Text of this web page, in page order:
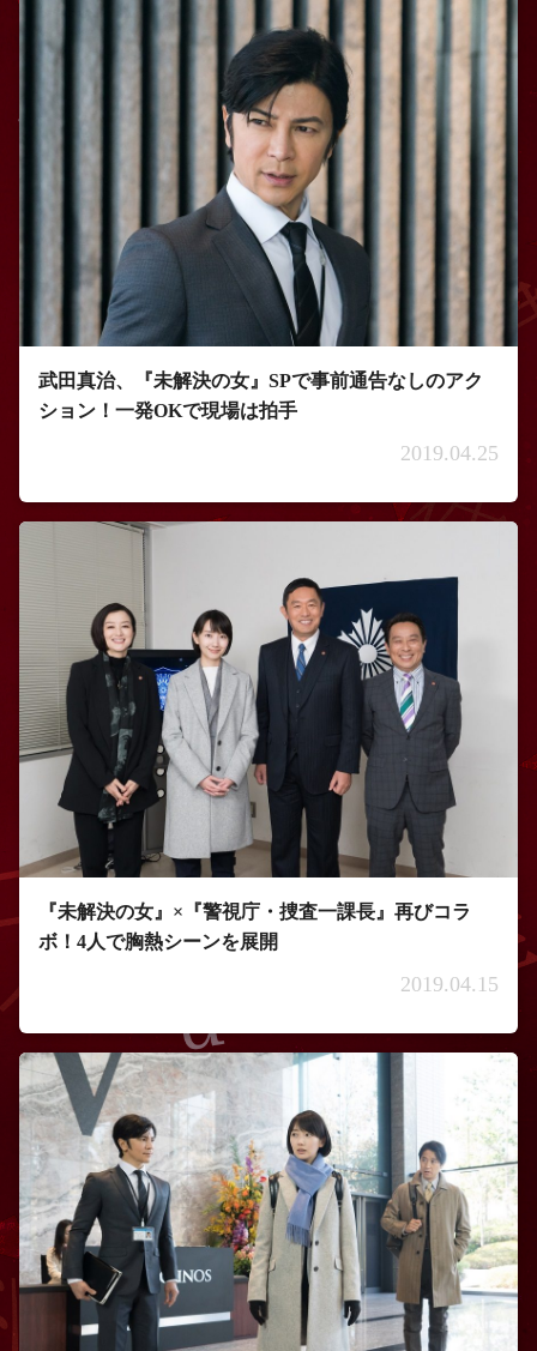
武田真治、『未解決の女』SPで事前通告なしのアク
ション！一発OKで現場は拍手
2019.04.25
『未解決の女』×『警視庁・捜査一課長』再びコラ
ボ！4人で胸熱シーンを展開
2019.04.15